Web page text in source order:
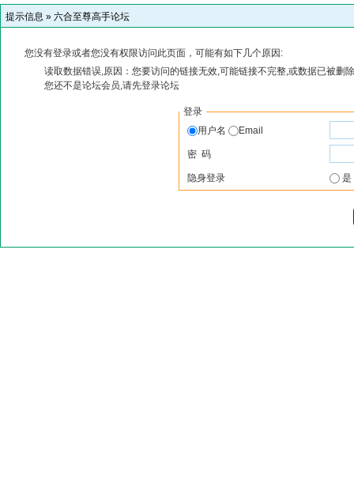
提示信息 » 六合至尊高手论坛
您没有登录或者您没有权限访问此页面，可能有如下几个原因:
读取数据错误,原因：您要访问的链接无效,可能链接不完整,或数据已被删
您还不是论坛会员,请先登录论坛
登录
用户名
Email
密 码
隐身登录